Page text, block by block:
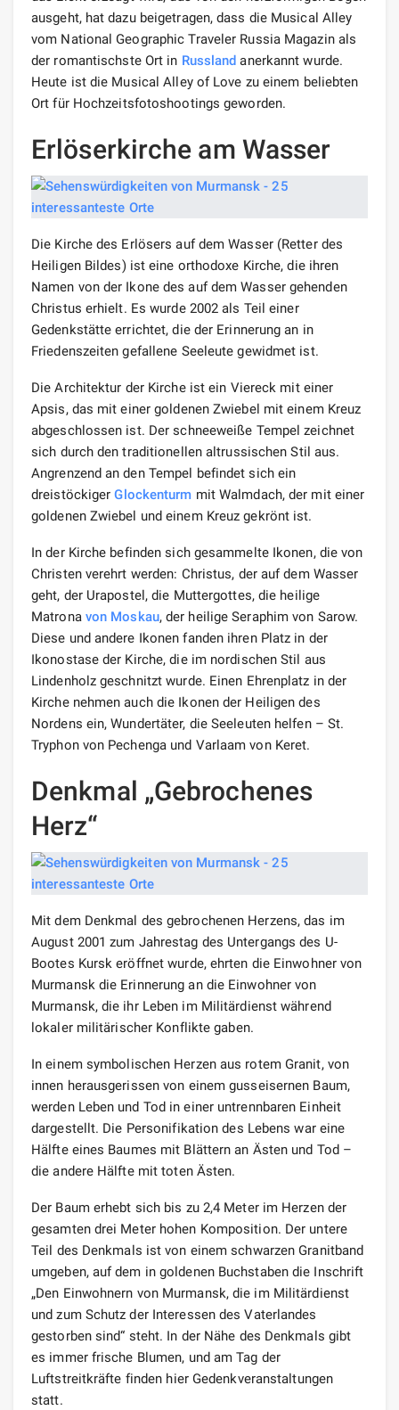
ausgeht, hat dazu beigetragen, dass die Musical Alley
vom National Geographic Traveler Russia Magazin als
der romantischste Ort in Russland anerkannt wurde.
Heute ist die Musical Alley of Love zu einem beliebten
Ort für Hochzeitsfotoshootings geworden.
Erlöserkirche am Wasser
Die Kirche des Erlösers auf dem Wasser (Retter des
Heiligen Bildes) ist eine orthodoxe Kirche, die ihren
Namen von der Ikone des auf dem Wasser gehenden
Christus erhielt. Es wurde 2002 als Teil einer
Gedenkstätte errichtet, die der Erinnerung an in
Friedenszeiten gefallene Seeleute gewidmet ist.
Die Architektur der Kirche ist ein Viereck mit einer
Apsis, das mit einer goldenen Zwiebel mit einem Kreuz
abgeschlossen ist. Der schneeweiße Tempel zeichnet
sich durch den traditionellen altrussischen Stil aus.
Angrenzend an den Tempel befindet sich ein
dreistöckigerGlockenturm mit Walmdach, der mit einer
goldenen Zwiebel und einem Kreuz gekrönt ist.
In der Kirche befinden sich gesammelte Ikonen, die von
Christen verehrt werden: Christus, der auf dem Wasser
geht, der Urapostel, die Muttergottes, die heilige
Matrona von Moskau, der heilige Seraphim von Sarow.
Diese und andere Ikonen fanden ihren Platz in der
Ikonostase der Kirche, die im nordischen Stil aus
Lindenholz geschnitzt wurde. Einen Ehrenplatz in der
Kirche nehmen auch die Ikonen der Heiligen des
Nordens ein, Wundertäter, die Seeleuten helfen – St.
Tryphon von Pechenga und Varlaam von Keret.
Denkmal „Gebrochenes
Herz“
Mit dem Denkmal des gebrochenen Herzens, das im
August 2001 zum Jahrestag des Untergangs des U-
Bootes Kursk eröffnet wurde, ehrten die Einwohner von
Murmansk die Erinnerung an die Einwohner von
Murmansk, die ihr Leben im Militärdienst während
lokaler militärischer Konflikte gaben.
In einem symbolischen Herzen aus rotem Granit, von
innen herausgerissen von einem gusseisernen Baum,
werden Leben und Tod in einer untrennbaren Einheit
dargestellt. Die Personifikation des Lebens war eine
Hälfte eines Baumes mit Blättern an Ästen und Tod –
die andere Hälfte mit toten Ästen.
Der Baum erhebt sich bis zu 2,4 Meter im Herzen der
gesamten drei Meter hohen Komposition. Der untere
Teil des Denkmals ist von einem schwarzen Granitband
umgeben, auf dem in goldenen Buchstaben die Inschrift
„Den Einwohnern von Murmansk, die im Militärdienst
und zum Schutz der Interessen des Vaterlandes
gestorben sind“ steht. In der Nähe des Denkmals gibt
es immer frische Blumen, und am Tag der
Luftstreitkräfte finden hier Gedenkveranstaltungen
statt.